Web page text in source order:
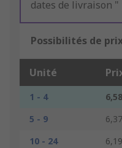
dates de livraison
Possibilités de
Unité
1 - 4
5 - 9
10 - 24